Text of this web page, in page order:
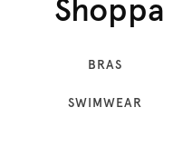
BRAS
SWIMWEAR